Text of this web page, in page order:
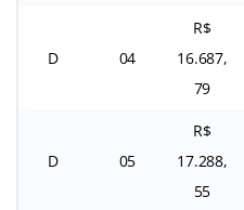
D 04
R$
16.687,
79
D 05
R$
17.288,
55